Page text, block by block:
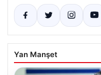
Yan Manşet